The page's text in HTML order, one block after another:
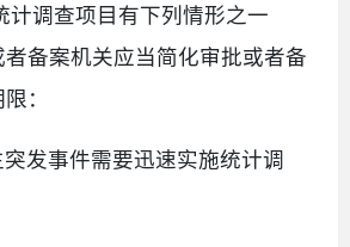
计调查项目有下列情形之一
备案机关应当简化审批或者备
：
突发事件需要迅速实施统计调